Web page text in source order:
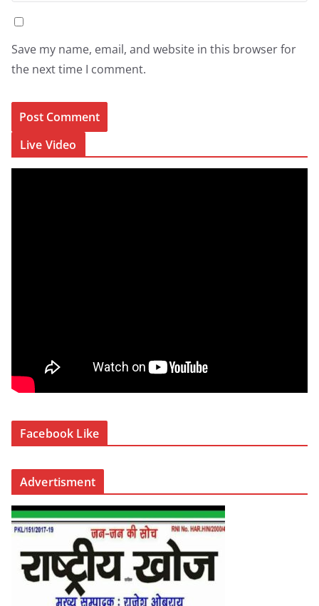
Save my name, email, and website in this browser for
the next time I comment.
Live Video
Facebook Like
Advertisment